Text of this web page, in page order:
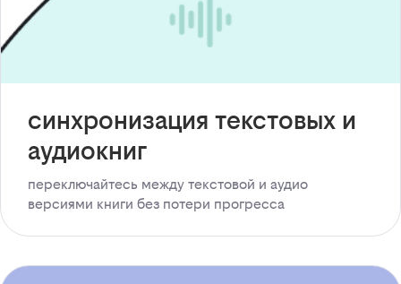
синхронизация текстовых и
аудиокниг
переключайтесь между текстовой и аудио
версиями книги без потери прогресса